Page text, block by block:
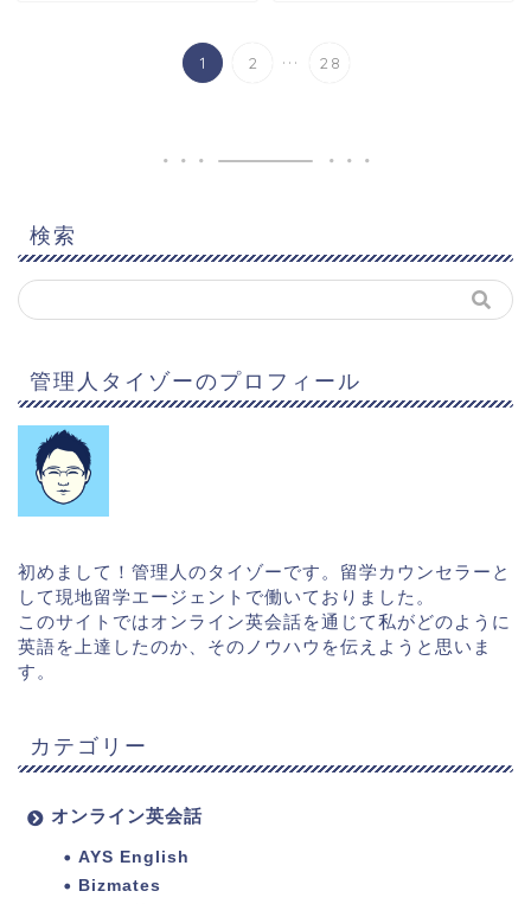
1 2 ... 28
検索
管理人タイゾーのプロフィール
初めまして！管理人のタイゾーです。留学カウンセラーと
して現地留学エージェントで働いておりました。
このサイトではオンライン英会話を通じて私がどのように
英語を上達したのか、そのノウハウを伝えようと思いま
す。
カテゴリー
オンライン英会話
AYS English
Bizmates